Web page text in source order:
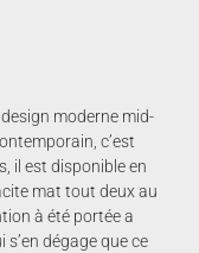
moderne mid-
c’est
il est disponible en
mat tout deux au
à été portée a
dégage que ce